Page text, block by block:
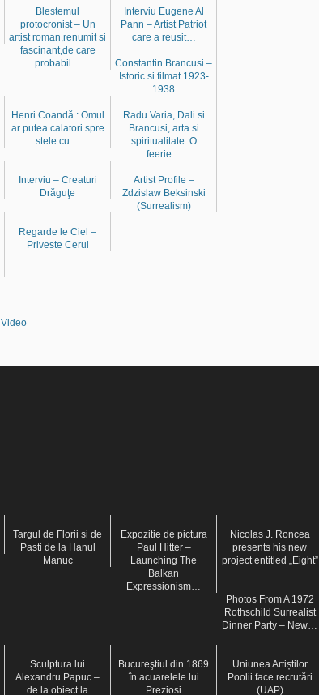
Blestemul
protocronist – Un
artist roman,renumit si
fascinant,de care
probabil…
Interviu Eugene Al
Pann – Artist Patriot
care a reusit…
Constantin Brancusi –
Istoric si filmat 1923-
1938
Henri Coandă : Omul
ar putea calatori spre
stele cu…
Radu Varia, Dali si
Brancusi, arta si
spiritualitate. O
feerie…
Interviu – Creaturi
Drăguţe
Artist Profile –
Zdzislaw Beksinski
(Surrealism)
Regarde le Ciel –
Priveste Cerul
Video
Targul de Florii si de
Pasti de la Hanul
Manuc
Expozitie de pictura
Paul Hitter –
Launching The
Balkan
Expressionism…
Nicolas J. Roncea
presents his new
project entitled „Eight”
Photos From A 1972
Rothschild Surrealist
Dinner Party – New…
Sculptura lui
Alexandru Papuc –
de la obiect la
Bucureştiul din 1869
în acuarelele lui
Preziosi
Uniunea Artiștilor
Poolii face recrutări
(UAP)